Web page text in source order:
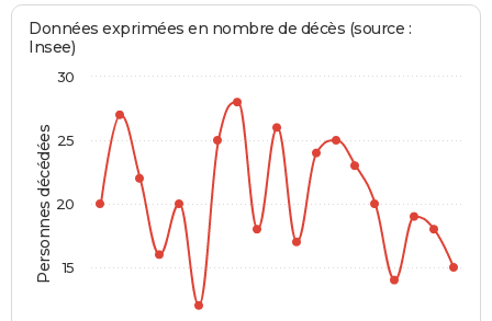
Personnes décédées
Données exprimées en nombre de décès (source :
Insee)
15
20
25
30